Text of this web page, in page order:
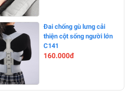
Đai chống gù lưng cải
thiện cột sống người lớn
C141
160.000đ